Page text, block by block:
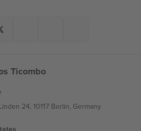
Ticombo
24, 10117 Berlin, Germany